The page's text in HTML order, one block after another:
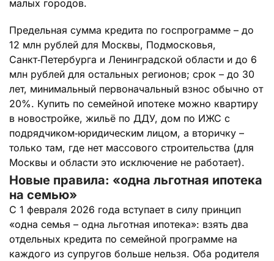
малых городов.
Предельная сумма кредита по госпрограмме – до
12 млн рублей для Москвы, Подмосковья,
Санкт‑Петербурга и Ленинградской области и до 6
млн рублей для остальных регионов; срок – до 30
лет, минимальный первоначальный взнос обычно от
20%. Купить по семейной ипотеке можно квартиру
в новостройке, жильё по ДДУ, дом по ИЖС с
подрядчиком‑юридическим лицом, а вторичку –
только там, где нет массового строительства (для
Москвы и области это исключение не работает).
Новые правила: «одна льготная ипотека
на семью»
С 1 февраля 2026 года вступает в силу принцип
«одна семья – одна льготная ипотека»: взять два
отдельных кредита по семейной программе на
каждого из супругов больше нельзя. Оба родителя